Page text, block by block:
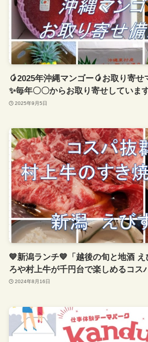
🥭2025年沖縄マンゴー🥭お取り寄せ
✨毎年〇〇からお取り寄せしていま
2025年9月5日
💙新潟ランチ💙「越後の旬と地酒
ろや村上牛が千円台で楽しめるコス
2024年8月16日